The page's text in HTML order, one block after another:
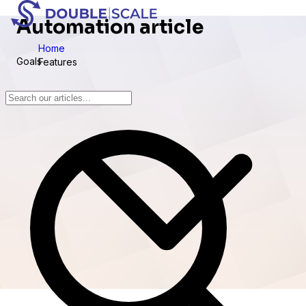
Home
Features
Automation article
Goals